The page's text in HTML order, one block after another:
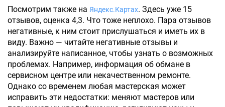
Посмотрим также на Яндекс.Картах. Здесь уже 15
отзывов, оценка 4,3. Что тоже неплохо. Пара отзывов
негативные, к ним стоит прислушаться и иметь их в
виду. Важно — читайте негативные отзывы и
анализируйте написанное, чтобы узнать о возможных
проблемах. Например, информация об обмане в
сервисном центре или некачественном ремонте.
Однако со временем любая мастерская может
исправить эти недостатки: меняют мастеров или